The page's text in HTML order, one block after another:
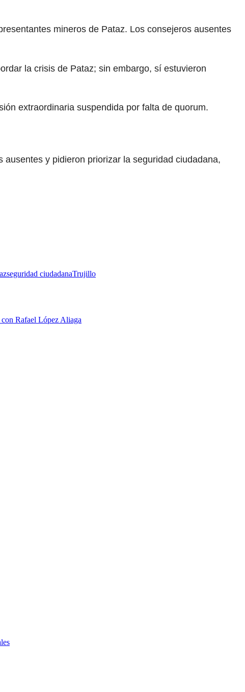
mineros de Pataz. Los consejeros ausentes
la crisis de Pataz; sin embargo, sí estuvieron
extraordinaria suspendida por falta de quorum.
y pidieron priorizar la seguridad ciudadana,
seguridad ciudadanaTrujillo
Rafael López Aliaga